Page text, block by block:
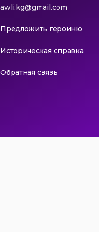
awli.kg@gmail.com
Предложить героиню
Историческая справка
Обратная связь